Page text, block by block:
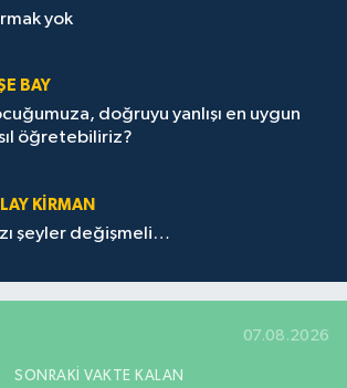
yok
BAY
doğruyu yanlışı en uygun
öğretebiliriz?
KİRMAN
şeyler değişmeli…
07.08.2026
SONRAKI VAKTE KALAN